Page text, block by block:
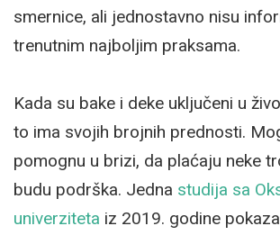
smernice, ali jednostavno nisu
trenutnim najboljim praksama.
Kada su bake i deke uključeni u
to ima svojih brojnih prednosti.
pomognu u brizi, da plaćaju neke
budu podrška. Jedna studija sa
univerziteta iz 2019. godine